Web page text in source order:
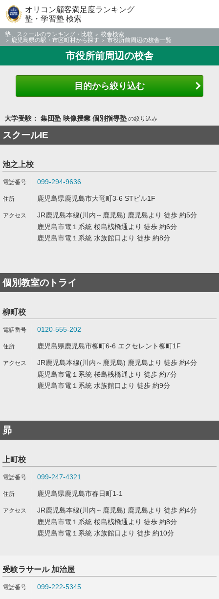
オリコン顧客満足度ランキング
塾・学習塾 検索
塾、スクールのランキング・比較
校舎検索
鹿児島県の駅・市区町村から探す
市役所前周辺の校舎一覧
市役所前周辺の校舎
目的から絞り込む
大学受験： 集団塾 映像授業 個別指導塾の絞り込み
スクールIE
池之上校
099-294-9636
鹿児島県鹿児島市大竜町3-6 STビル1F
JR鹿児島本線(川内～鹿児島) 鹿児島より 徒歩 約5分
鹿児島市電１系統 桜島桟橋通より 徒歩 約6分
鹿児島市電１系統 水族館口より 徒歩 約8分
個別教室のトライ
柳町校
0120-555-202
鹿児島県鹿児島市柳町6-6 エクセレント柳町1F
JR鹿児島本線(川内～鹿児島) 鹿児島より 徒歩 約4分
鹿児島市電１系統 桜島桟橋通より 徒歩 約7分
鹿児島市電１系統 水族館口より 徒歩 約9分
昴
上町校
099-247-4321
鹿児島県鹿児島市春日町1-1
JR鹿児島本線(川内～鹿児島) 鹿児島より 徒歩 約4分
鹿児島市電１系統 桜島桟橋通より 徒歩 約8分
鹿児島市電１系統 水族館口より 徒歩 約10分
受験ラサール 加治屋
099-222-5345